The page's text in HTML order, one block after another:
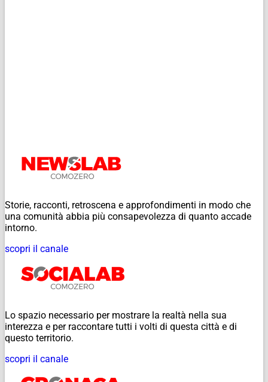
Storie, racconti, retroscena e approfondimenti in modo che
una comunità abbia più consapevolezza di quanto accade
intorno.
scopri il canale
Lo spazio necessario per mostrare la realtà nella sua
interezza e per raccontare tutti i volti di questa città e di
questo territorio.
scopri il canale